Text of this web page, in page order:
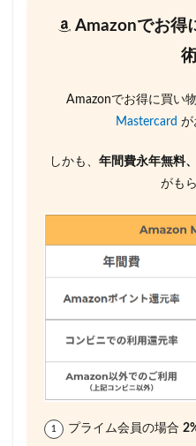
Amazonでお得
Amazonでお得に買い
Mastercard が
しかも、 年間費永年無料
がも
プライム会員の場合